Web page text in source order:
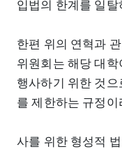
입법의 한계를 일
한편 위의 연혁과
위원회는 해당 대
행사하기 위한 것
를 제한하는 규정
사를 위한 형성적